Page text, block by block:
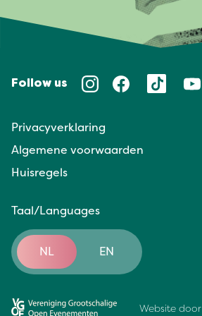
Follow us
Privacyverklaring
Algemene voorwaarden
Huisregels
Taal/Languages
NL EN
Website door